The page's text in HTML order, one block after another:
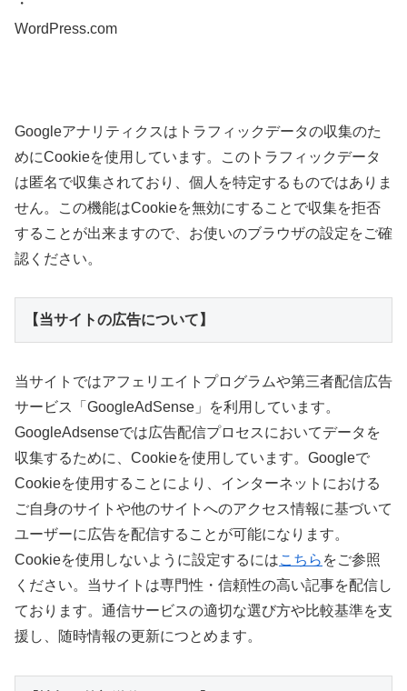
WordPress.com
Googleアナリティクスはトラフィックデータの収集のた
めにCookieを使用しています。このトラフィックデータ
は匿名で収集されており、個人を特定するものではありま
せん。この機能はCookieを無効にすることで収集を拒否
することが出来ますので、お使いのブラウザの設定をご確
認ください。
【当サイトの広告について】
当サイトではアフェリエイトプログラムや第三者配信広告
サービス「GoogleAdSense」を利用しています。
GoogleAdsenseでは広告配信プロセスにおいてデータを
収集するために、Cookieを使用しています。Googleで
Cookieを使用することにより、インターネットにおける
ご自身のサイトや他のサイトへのアクセス情報に基づいて
ユーザーに広告を配信することが可能になります。
Cookieを使用しないように設定するにはこちら をご参照
ください。当サイトは専門性・信頼性の高い記事を配信し
ております。通信サービスの適切な選び方や比較基準を支
援し、随時情報の更新につとめます。